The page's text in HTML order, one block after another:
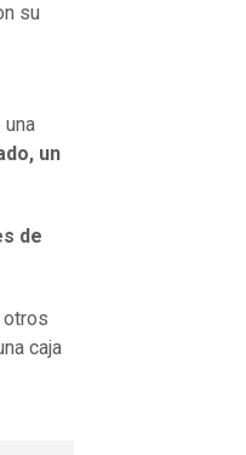
su
un
de
otros
caja